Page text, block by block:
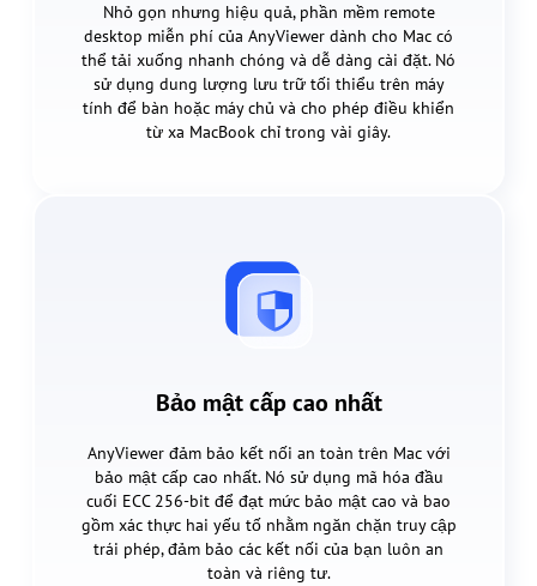
Nhỏ gọn nhưng hiệu quả, phần mềm remote
desktop miễn phí của AnyViewer dành cho Mac có
thể tải xuống nhanh chóng và dễ dàng cài đặt. Nó
sử dụng dung lượng lưu trữ tối thiểu trên máy
tính để bàn hoặc máy chủ và cho phép điều khiển
từ xa MacBook chỉ trong vài giây.
Bảo mật cấp cao nhất
AnyViewer đảm bảo kết nối an toàn trên Mac với
bảo mật cấp cao nhất. Nó sử dụng mã hóa đầu
cuối ECC 256-bit để đạt mức bảo mật cao và bao
gồm xác thực hai yếu tố nhằm ngăn chặn truy cập
trái phép, đảm bảo các kết nối của bạn luôn an
toàn và riêng tư.